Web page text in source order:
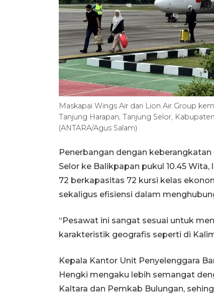
Maskapai Wings Air dari Lion Air Group
Tanjung Harapan, Tanjung Selor,
(ANTARA/Agus Salam)
Penerbangan dengan
Selor ke Balikpapan pukul 10.45
72 berkapasitas 72 kursi kelas
sekaligus efisiensi dalam
“Pesawat ini sangat sesuai untuk
karakteristik geografis seperti di
Kepala Kantor Unit Penyelenggara
Hengki mengaku lebih semangat
Kaltara dan Pemkab Bulungan,